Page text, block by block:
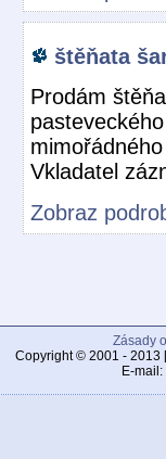
štěňata
Prodám
Vkladatel
Zobraz
Zásady
Copyright © 2001 - 2013
E-mail: